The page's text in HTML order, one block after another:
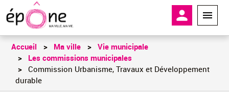
principal
En-tête -
Accueil Ma ville
Vie municipale
Les commissions municipales
Commission Urbanisme, Travaux et Développement
durable